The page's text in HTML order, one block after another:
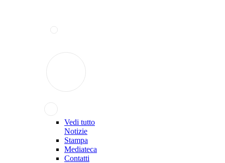
Vedi tutto
Notizie
Stampa
Mediateca
Contatti